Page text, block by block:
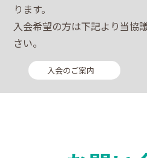
ります。
入会希望の方は下記より当協
さい。
入会のご案内